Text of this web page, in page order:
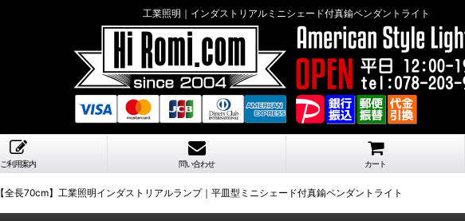
工業照明｜インダストリアルミニシェード付真鍮ペンダントライト
ご利用案内 問い合わせ カート
【全長70cm】工業照明インダストリアルランプ｜平皿型ミニシェード付真鍮ペンダントライト